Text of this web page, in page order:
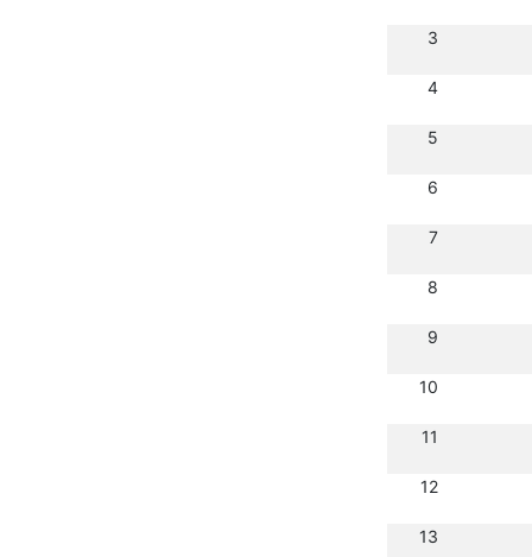
3
4
5
6
7
8
9
10
11
12
13